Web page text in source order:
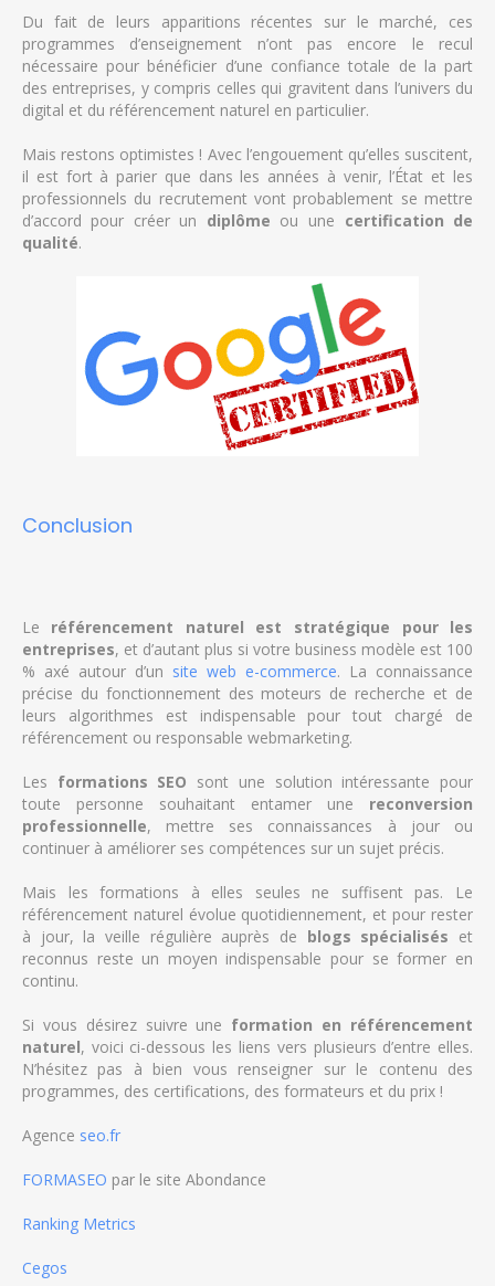
Du fait de leurs apparitions récentes sur le marché, ces
programmes d’enseignement n’ont pas encore le recul
nécessaire pour bénéficier d’une confiance totale de la part
des entreprises, y compris celles qui gravitent dans l’univers du
digital et du référencement naturel en particulier.
Mais restons optimistes ! Avec l’engouement qu’elles suscitent,
il est fort à parier que dans les années à venir, l’État et les
professionnels du recrutement vont probablement se mettre
d’accord pour créer un diplôme ou une certification de
qualité.
Conclusion
Le référencement naturel est stratégique pour les
entreprises, et d’autant plus si votre business modèle est 100
% axé autour d’un site web e-commerce. La connaissance
précise du fonctionnement des moteurs de recherche et de
leurs algorithmes est indispensable pour tout chargé de
référencement ou responsable webmarketing.
Les formations SEO sont une solution intéressante pour
toute personne souhaitant entamer une reconversion
professionnelle, mettre ses connaissances à jour ou
continuer à améliorer ses compétences sur un sujet précis.
Mais les formations à elles seules ne suffisent pas. Le
référencement naturel évolue quotidiennement, et pour rester
à jour, la veille régulière auprès de blogs spécialisés et
reconnus reste un moyen indispensable pour se former en
continu.
Si vous désirez suivre une formation en référencement
naturel, voici ci-dessous les liens vers plusieurs d’entre elles.
N’hésitez pas à bien vous renseigner sur le contenu des
programmes, des certifications, des formateurs et du prix !
Agence seo.fr
FORMASEO par le site Abondance
Ranking Metrics
Cegos